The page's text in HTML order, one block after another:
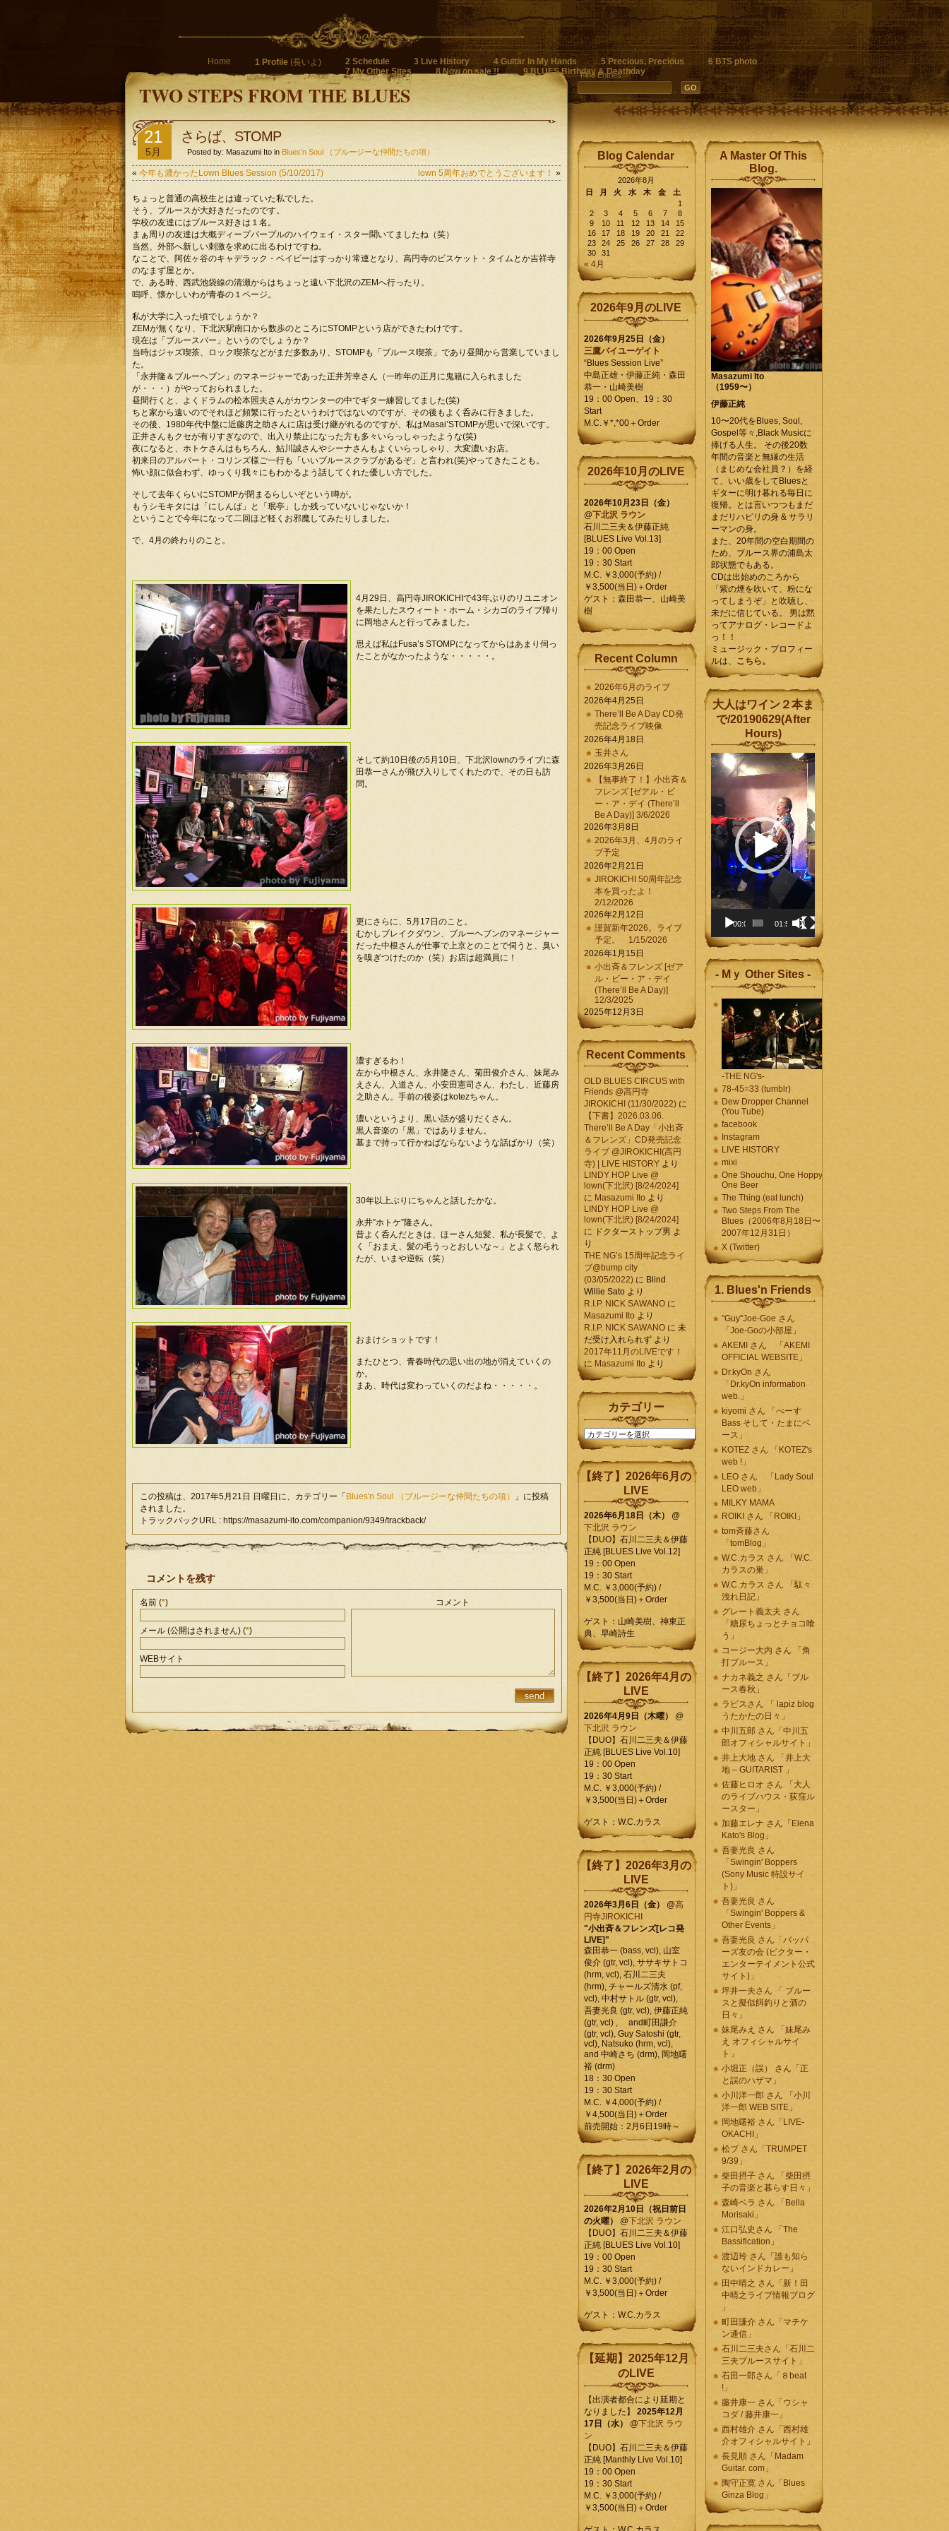
Home 1 Profile (長いよ) 2 Schedule 3 Live History 4 Guitar In My Hands 5 Precious, Precious
6 BTS photo
7 My Other Sites
8 Now on sale !! 9 BLUES Birthday & Deathday
TWO STEPS FROM THE BLUES
Find Entries
21
5月
さらば、STOMP
Posted by: Masazumi Ito in Blues'n Soul （ブルージーな仲間たちの項）
« 今年も濃かったLown Blues Session (5/10/2017) lown 5周年おめでとうございます！ »
ちょっと普通の高校生とは違っていた私でした。
そう、ブルースが大好きだったのです。
学校の友達にはブルース好きは１名。
まぁ周りの友達は大概ディープパープルのハイウェイ・スター聞いてましたね（笑）
当然、外部へ新しい刺激を求めに出るわけですね。
なことで、阿佐ヶ谷のキャデラック・ベイビーはすっかり常連となり、高円寺のビスケット・タイムとか吉祥寺
のなまず屋とか。
で、ある時、西武池袋線の清瀬からはちょっと遠い下北沢のZEMへ行ったり。
嗚呼、懐かしいわが青春の１ページ。
私が大学に入った頃でしょうか？
ZEMが無くなり、下北沢駅南口から数歩のところにSTOMPという店ができたわけです。
現在は「ブルースバー」というのでしょうか？
当時はジャズ喫茶、ロック喫茶などがまだ多数あり、STOMPも「ブルース喫茶」であり昼間から営業していまし
た。
「永井隆＆ブルーヘブン」のマネージャーであった正井芳幸さん（一昨年の正月に鬼籍に入られました
が・・・）がやっておられました。
昼間行くと、よくドラムの松本照夫さんがカウンターの中でギター練習してました(笑)
ちと家から遠いのでそれほど頻繁に行ったというわけではないのですが、その後もよく呑みに行きました。
その後、1980年代中盤に近藤房之助さんに店は受け継がれるのですが、私はMasai’STOMPが思いで深いです。
正井さんもクセが有りすぎなので、出入り禁止になった方も多々いらっしゃったような(笑)
夜になると、ホトケさんはもちろん、鮎川誠さんやシーナさんもよくいらっしゃり、大変濃いお店。
初来日のアルバート・コリンズ様ご一行も「いいブルースクラブがあるぞ」と言われ(笑)やってきたことも。
怖い顔に似合わず、ゆっくり我々にもわかるよう話してくれた優しい方でした。
そして去年くらいにSTOMPが閉まるらしいぞという噂が。
もうシモキタには「にしんば」と「珉亭」しか残っていないじゃないか！
ということで今年になって二回ほど軽くお邪魔してみたりしました。
で、4月の終わりのこと。
4月29日、高円寺JIROKICHIで43年ぶりのリユニオン
を果たしたスウィート・ホーム・シカゴのライブ帰り
に岡地さんと行ってみました。
思えば私はFusa’s STOMPになってからはあまり伺っ
たことがなかったような・・・・・。
そして約10日後の5月10日、下北沢lownのライブに森
田恭一さんが飛び入りしてくれたので、その日も訪
問。
更にさらに、5月17日のこと。
むかしブレイクダウン、ブルーヘブンのマネージャー
だった中根さんが仕事で上京とのことで伺うと、臭い
を嗅ぎつけたのか（笑）お店は超満員に！
濃すぎるわ！
左から中根さん、永井隆さん、菊田俊介さん、妹尾み
えさん、入道さん、小安田憲司さん、わたし、近藤房
之助さん。手前の後姿はkotezちゃん。
濃いというより、黒い話が盛りだくさん。
黒人音楽の「黒」ではありません。
墓まで持って行かねばならないような話ばかり（笑）
30年以上ぶりにちゃんと話したかな。
永井”ホトケ”隆さん。
昔よく呑んだときは、ほーさん短髪、私が長髪で、よ
く「おまえ、髪の毛うっとおしいな～」とよく怒られ
たが、いまや逆転（笑）
おまけショットです！
またひとつ、青春時代の思い出の地が消えていくの
か。
まあ、時代は変わっていくのだよね・・・・・。
この投稿は、2017年5月21日 日曜日に、カテゴリー「 Blues'n Soul （ブルージーな仲間たちの項）
」に投稿
されました。
トラックバックURL : https://masazumi-ito.com/companion/9349/trackback/
コメントを残す
名前 (*)
メール (公開はされません) (*)
WEBサイト
コメント
Blog Calendar
2026年8月
日
月 火 水 木 金
土
1
2
3 4 5 6 7
8
9
10 11 12 13 14
15
16
17 18 19 20 21
22
23
24 25 26 27 28
29
30
31
« 4月
2026年9月のLIVE
2026年9月25日（金）
三鷹バイユーゲイト
“Blues Session Live”
中島正雄・伊藤正純・森田
恭一・山崎美樹
19：00 Open、19：30
Start
M.C.￥*,*00＋Order
2026年10月のLIVE
2026年10月23日（金）
@下北沢 ラウン
石川二三夫＆伊藤正純
[BLUES Live Vol.13]
19：00 Open
19：30 Start
M.C. ￥3,000(予約) /
￥3,500(当日)＋Order
ゲスト：森田恭一、山崎美
樹
Recent Column
2026年6月のライブ
2026年4月25日
There’ll Be A Day CD発
売記念ライブ映像
2026年4月18日
玉井さん
2026年3月26日
【無事終了！】小出斉＆
フレンズ [ゼアル・ビ
ー・ア・デイ (There’ll
Be A Day)] 3/6/2026
2026年3月8日
2026年3月、4月のライ
ブ予定
2026年2月21日
JIROKICHI 50周年記念
本を買ったよ！
2/12/2026
2026年2月12日
謹賀新年2026。ライブ
予定。 1/15/2026
2026年1月15日
小出斉＆フレンズ [ゼア
ル・ビー・ア・デイ
(There’ll Be A Day)]
12/3/2025
2025年12月3日
Recent Comments
OLD BLUES CIRCUS with
Friends @高円寺
JIROKICHI (11/30/2022) に
【下書】2026.03.06.
There’ll Be A Day「小出斉
＆フレンズ」CD発売記念
ライブ @JIROKICHI(高円
寺) | LIVE HISTORY より
LINDY HOP Live @
lown(下北沢) [8/24/2024]
に Masazumi Ito より
LINDY HOP Live @
lown(下北沢) [8/24/2024]
に ドクターストップ男 よ
り
THE NG’s 15周年記念ライ
ブ@bump city
(03/05/2022) に Blind
Willie Sato より
R.I.P. NICK SAWANO に
Masazumi Ito より
R.I.P. NICK SAWANO に 未
だ受け入れられず より
2017年11月のLIVEです！
に Masazumi Ito より
カテゴリー
カ
テ
リ
ー
【終了】2026年6月の
LIVE
2026年6月18日（木）
@
下北沢 ラウン
【DUO】石川二三夫＆伊藤
正純 [BLUES Live Vol.12]
19：00 Open
19：30 Start
M.C. ￥3,000(予約) /
￥3,500(当日)＋Order
ゲスト：山崎美樹、神東正
典、早崎詩生
【終了】2026年4月の
LIVE
2026年4月9日（木曜）
@
下北沢 ラウン
【DUO】石川二三夫＆伊藤
正純 [BLUES Live Vol.10]
19：00 Open
19：30 Start
M.C. ￥3,000(予約) /
￥3,500(当日)＋Order
ゲスト：W.C.カラス
【終了】2026年3月の
LIVE
2026年3月6日（金） @高
円寺JIROKICHI
"小出斉＆フレンズ[レコ発
LIVE]"
森田恭一 (bass, vcl), 山室
俊介 (gtr, vcl), ササキサトコ
(hrm, vcl), 石川二三夫
(hrm), チャールズ清水 (pf,
vcl), 中村サトル (gtr, vcl),
吾妻光良 (gtr, vcl), 伊藤正純
(gtr, vcl) , and町田謙介
(gtr, vcl), Guy Satoshi (gtr,
vcl), Natsuko (hrm, vcl),
and 中崎さち (drm), 岡地曙
裕 (drm)
18：30 Open
19：30 Start
M.C. ￥4,000(予約) /
￥4,500(当日)＋Order
前売開始：2月6日19時～
【終了】2026年2月の
LIVE
2026年2月10日（祝日前日
の火曜）
@下北沢 ラウン
【DUO】石川二三夫＆伊藤
正純 [BLUES Live Vol.10]
19：00 Open
19：30 Start
M.C. ￥3,000(予約) /
￥3,500(当日)＋Order
ゲスト：W.C.カラス
【延期】2025年12月
のLIVE
【出演者都合により延期と
なりました】 2025年12月
17日（水）
@下北沢 ラウ
ン
【DUO】石川二三夫＆伊藤
正純 [Manthly Live Vol.10]
19：00 Open
19：30 Start
M.C. ￥3,000(予約) /
￥3,500(当日)＋Order
A Master Of This
Blog.
Masazumi Ito
（1959〜）
伊藤正純
10〜20代をBlues, Soul,
Gospel等々,Black Musicに
捧げる人生。 その後20数
年間の音楽と無縁の生活
（まじめな会社員？）を経
て、いい歳をしてBluesと
ギターに明け暮れる毎日に
復帰。とは言いつつもまだ
まだリハビリの身 & サラリ
ーマンの身。
また、20年間の空白期間の
ため、ブルース界の浦島太
郎状態でもある。
CDは出始めのころから
「紫の煙を吹いて、粉にな
ってしまうぞ」と吹聴し、
未だに信じている。 男は黙
ってアナログ・レコードよ
っ！！
ミュージック・プロフィー
ルは、 こちら。
大人はワイン２本ま
で/20190629(After
Hours)
動
画
レ
ー
ヤ
ー
00:00 01:58
- Mｙ Other Sites -
-THE NG's-
78-45=33 (tumblr)
Dew Dropper Channel
(You Tube)
facebook
Instagram
LIVE HISTORY
mixi
One Shouchu, One Hoppy.
One Beer
The Thing (eat lunch)
Two Steps From The
Blues（2006年8月18日〜
2007年12月31日）
X (Twitter)
1. Blues'n Friends
"Guy"Joe-Goe さん
「Joe-Goの小部屋」
AKEMI さん 「AKEMI
OFFICIAL WEBSITE」
Dr.kyOn さん
「Dr.kyOn information
web.」
kiyomi さん 「べーす
Bass そして・たまにベ
ース」
KOTEZ さん 「KOTEZ's
web !」
LEO さん 「Lady Soul
LEO web」
MILKY MAMA
ROIKI さん 「ROIKI」
tom斉藤さん
「tomBlog」
W.C.カラス さん 「W.C.
カラスの巣」
W.C.カラス さん 「駄々
洩れ日記」
グレート義太夫 さん
「糖尿ちょっとチョコ喰
う」
コージー大内 さん 「角
打ブルース」
ナカネ義之 さん「ブル
ース春秋」
ラピスさん 「 lapiz blog
うたかたの日々」
中川五郎 さん「中川五
郎オフィシャルサイト」
井上大地 さん 「井上大
地 – GUITARIST 」
佐藤ヒロオ さん 「大人
のライブハウス・荻窪ル
ースター」
加藤エレナ さん「Elena
Kato's Blog」
吾妻光良 さん
「Swingin' Boppers
(Sony Music 特設サイ
ト)」
吾妻光良 さん
「Swingin' Boppers &
Other Events」
吾妻光良 さん「バッパ
ーズ友の会 (ビクター・
エンターテイメント公式
サイト)」
坪井一夫さん 「 ブルー
スと擬似餌釣りと酒の
日々」
妹尾みえ さん 「妹尾み
え オフィシャルサイ
ト」
小堀正（誤） さん「正
と誤のハザマ」
小川洋一郎 さん 「小川
洋一郎 WEB SITE」
岡地曙裕 さん「LIVE-
OKACHI」
松ブ さん「TRUMPET
9/39」
柴田摂子 さん 「柴田摂
子の音楽と暮らす日々」
森崎ベラ さん 「Bella
Morisaki」
江口弘史さん 「The
Bassification」
渡辺玲 さん「誰も知ら
ないインドカレー」
田中晴之 さん「新！田
中晴之ライブ情報ブログ
」
町田謙介 さん「マチケ
ン通信」
石川二三夫さん「石川二
三夫ブルースサイト」
石田一郎さん「８beat
!」
藤井康一 さん「ウシャ
コダ / 藤井康一」
西村雄介 さん「西村雄
介オフィシャルサイト」
長見順 さん「Madam
Guitar. com」
陶守正寛 さん「Blues
Ginza Blog」